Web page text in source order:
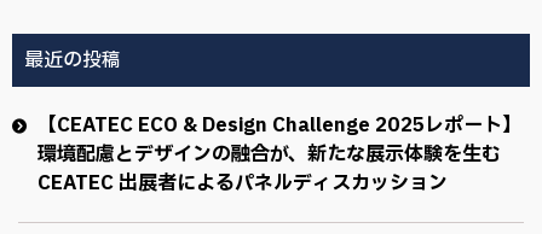
最近の投稿
【CEATEC ECO & Design Challenge 2025レポート】
環境配慮とデザインの融合が、新たな展示体験を生む
CEATEC 出展者によるパネルディスカッション